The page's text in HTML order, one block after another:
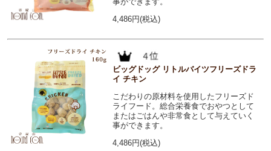
4,486円(税込)
ビッグドッグ リトルバイツフリーズドラ
イ チキン
こだわりの原材料を使用したフリーズド
ライフード。総合栄養食でおやつとして
またはごはんや非常食として与えていく
事ができます。
4,486円(税込)